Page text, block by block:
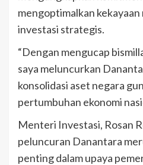
mengoptimalkan kekayaan
investasi strategis.
“Dengan mengucap
saya meluncurkan
konsolidasi aset negara
pertumbuhan ekonomi
Menteri Investasi, Rosan
peluncuran Danantara
penting dalam upaya